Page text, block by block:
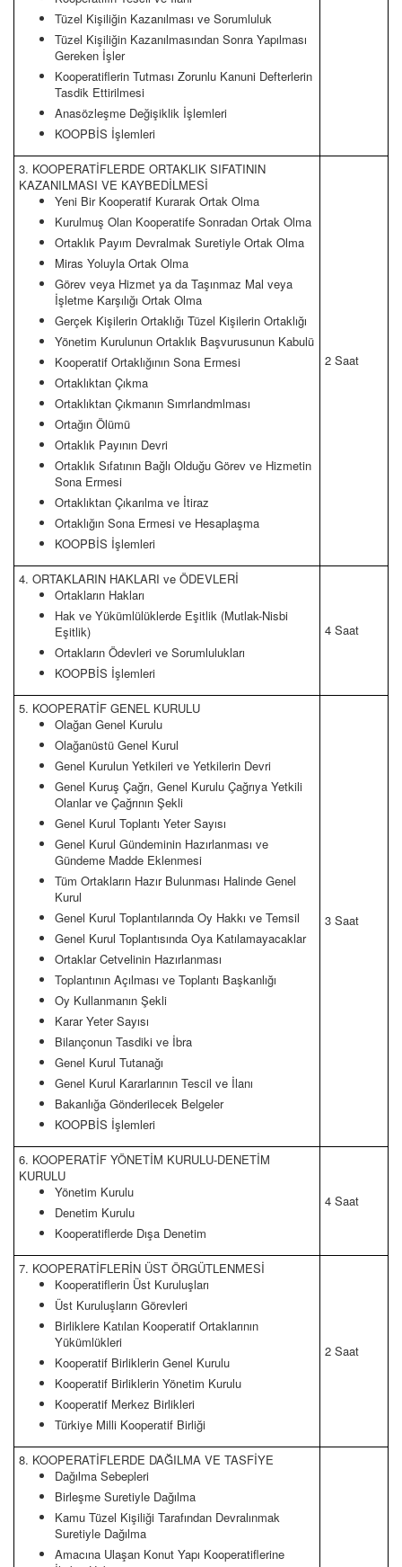
Tüzel Kişiliğin Kazanılması ve Sorumluluk
Tüzel Kişiliğin Kazanılmasından Sonra Yapılması
Gereken İşler
Kooperatiflerin Tutması Zorunlu Kanuni Defterlerin
Tasdik Ettirilmesi
Anasözleşme Değişiklik İşlemleri
KOOPBİS İşlemleri
3. KOOPERATİFLERDE ORTAKLIK SIFATININ
KAZANILMASI VE KAYBEDİLMESİ
Yeni Bir Kooperatif Kurarak Ortak Olma
Kurulmuş Olan Kooperatife Sonradan Ortak Olma
Ortaklık Payım Devralmak Suretiyle Ortak Olma
Miras Yoluyla Ortak Olma
Görev veya Hizmet ya da Taşınmaz Mal veya
İşletme Karşılığı Ortak Olma
Gerçek Kişilerin Ortaklığı Tüzel Kişilerin Ortaklığı
Yönetim Kurulunun Ortaklık Başvurusunun Kabulü
Kooperatif Ortaklığının Sona Ermesi
Ortaklıktan Çıkma
Ortaklıktan Çıkmanın Sımrlandmlması
Ortağın Ölümü
Ortaklık Payının Devri
Ortaklık Sıfatının Bağlı Olduğu Görev ve Hizmetin
Sona Ermesi
Ortaklıktan Çıkarılma ve İtiraz
Ortaklığın Sona Ermesi ve Hesaplaşma
KOOPBİS İşlemleri
2 Saat
4. ORTAKLARIN HAKLARI ve ÖDEVLERİ
Ortakların Hakları
Hak ve Yükümlülüklerde Eşitlik (Mutlak-Nisbi
Eşitlik)
Ortakların Ödevleri ve Sorumlulukları
KOOPBİS İşlemleri
4 Saat
5. KOOPERATİF GENEL KURULU
Olağan Genel Kurulu
Olağanüstü Genel Kurul
Genel Kurulun Yetkileri ve Yetkilerin Devri
Genel Kuruş Çağrı, Genel Kurulu Çağrıya Yetkili
Olanlar ve Çağrının Şekli
Genel Kurul Toplantı Yeter Sayısı
Genel Kurul Gündeminin Hazırlanması ve
Gündeme Madde Eklenmesi
Tüm Ortakların Hazır Bulunması Halinde Genel
Kurul
Genel Kurul Toplantılarında Oy Hakkı ve Temsil
Genel Kurul Toplantısında Oya Katılamayacaklar
Ortaklar Cetvelinin Hazırlanması
Toplantının Açılması ve Toplantı Başkanlığı
Oy Kullanmanın Şekli
Karar Yeter Sayısı
Bilançonun Tasdiki ve İbra
Genel Kurul Tutanağı
Genel Kurul Kararlarının Tescil ve İlanı
Bakanlığa Gönderilecek Belgeler
KOOPBİS İşlemleri
3 Saat
6. KOOPERATİF YÖNETİM KURULU-DENETİM
KURULU
Yönetim Kurulu
Denetim Kurulu
Kooperatiflerde Dışa Denetim
4 Saat
7. KOOPERATİFLERİN ÜST ÖRGÜTLENMESİ
Kooperatiflerin Üst Kuruluşları
Üst Kuruluşların Görevleri
Birliklere Katılan Kooperatif Ortaklarının
Yükümlükleri
Kooperatif Birliklerin Genel Kurulu
Kooperatif Birliklerin Yönetim Kurulu
Kooperatif Merkez Birlikleri
Türkiye Milli Kooperatif Birliği
2 Saat
8. KOOPERATİFLERDE DAĞILMA VE TASFİYE
Dağılma Sebepleri
Birleşme Suretiyle Dağılma
Kamu Tüzel Kişiliği Tarafından Devralınmak
Suretiyle Dağılma
Amacına Ulaşan Konut Yapı Kooperatiflerine